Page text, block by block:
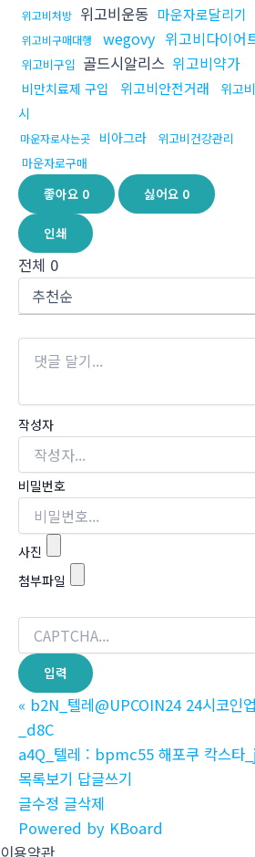
위고비처방 위고비운동 마운자로달리기
위고비구매대행 wegovy 위고비다이어
위고비구입 골드시알리스 위고비약가
비만치료제 구입 위고비안전거래 위고
시
마운자로사는곳 비아그라
위고비건강관리
마운자로구매
좋아요 0 싫어요 0
인쇄
전체 0
작성자
비밀번호
사진
첨부파일
« b2N_텔레@UPCOIN24 24시코인
_d8C
a4Q_텔레 : bpmc55 해포쿠 칵스타
목록보기 답글쓰기
글수정 글삭제
Powered by KBoard
이용약관